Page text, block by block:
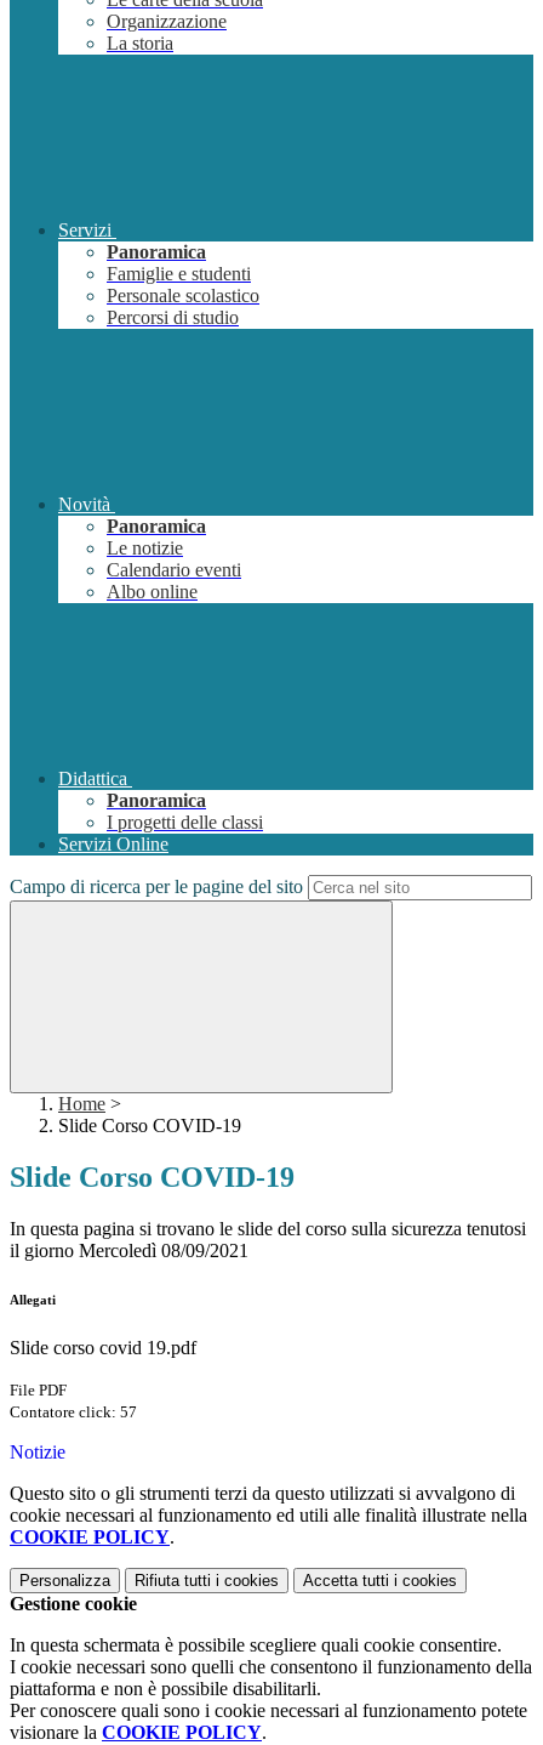
Organizzazione
La storia
Servizi
Panoramica
Famiglie e studenti
Personale scolastico
Percorsi di studio
Novità
Panoramica
Le notizie
Calendario eventi
Albo online
Didattica
Panoramica
I progetti delle classi
Servizi Online
Campo di ricerca per le pagine del sito
Home >
Slide Corso COVID-19
Slide Corso COVID-19
In questa pagina si trovano le slide del corso sulla sicurezza tenutosi
il giorno Mercoledì 08/09/2021
Allegati
Slide corso covid 19.pdf
File PDF
Contatore click: 57
Notizie
Questo sito o gli strumenti terzi da questo utilizzati si avvalgono di
cookie necessari al funzionamento ed utili alle finalità illustrate nella
COOKIE POLICY.
Personalizza Rifiuta tutti i cookies Accetta tutti i cookies
Gestione cookie
In questa schermata è possibile scegliere quali cookie consentire.
I cookie necessari sono quelli che consentono il funzionamento della
piattaforma e non è possibile disabilitarli.
Per conoscere quali sono i cookie necessari al funzionamento potete
visionare la COOKIE POLICY.